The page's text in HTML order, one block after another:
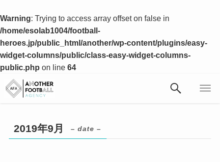
Warning: Trying to access array offset on false in
/home/esolab1004/football-
heroes.jp/public_html/another/wp-content/plugins/easy-
widget-columns/public/class-easy-widget-columns-
public.php on line 64
2019年9月 – date –